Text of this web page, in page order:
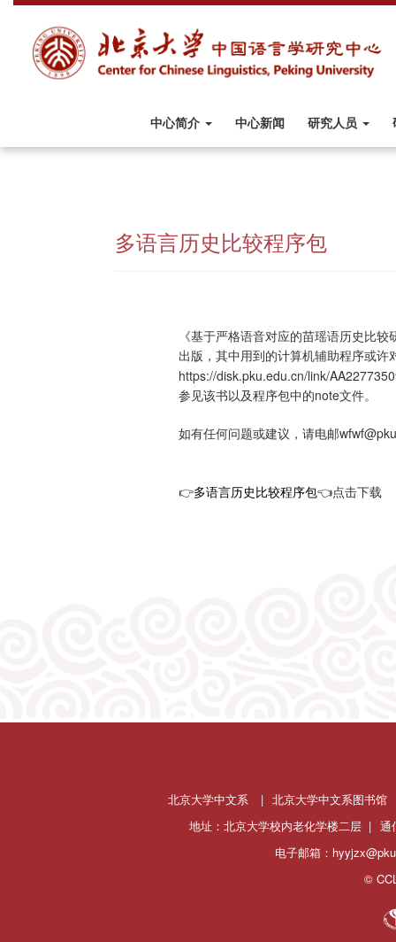
中心简介 中心新闻 研究人员
多语言历史比较程序包
《基于严格语音对应的苗瑶语历史比
出版，其中用到的计算机辅助程序或
https://disk.pku.edu.cn/link/
参见该书以及程序包中的note文件。
如有任何问题或建议，请电邮
👉多语言历史比较程序包👈点击下载
北京大学中文系 | 北京大学中文系图书馆
地址：北京大学校内老化学楼二层 | 通
电子邮箱：
©